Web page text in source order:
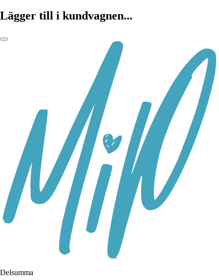
Lägger till i kundvagnen...
Delsumma